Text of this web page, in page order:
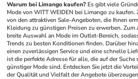
Warum bei Limango kaufen? Es gibt viele
Mode von WITT WEIDEN bei Limango zu kaufen.
von den attraktiven Sale-Angeboten, die Ihnen
Kleidung zu günstigen Preisen zu erwerben. Zum
breite Auswahl an Mode im Outlet-Bereich,
Trends zu besten Konditionen finden. Darüber
einen zuverlässigen Service und eine schnelle
ist die perfekte Adresse für alle, die auf der
günstiger Mode sind. Entdecken Sie jetzt die
der Qualität und Vielfalt der Angebote